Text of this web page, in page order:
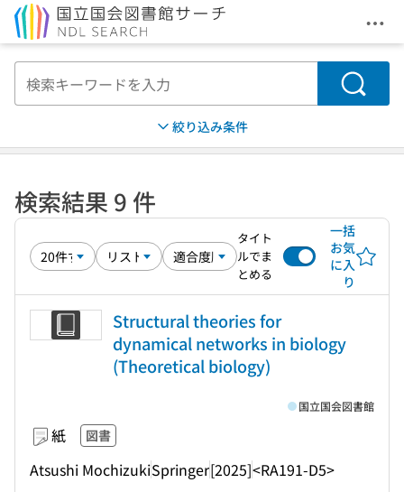
メ
検索
絞り込み条件
検索結果 9 件
タイト
ルでま
とめる
一括
お気
に入
り
Structural theories for
dynamical networks in biology
(Theoretical biology)
紙 図書
Atsushi MochizukiSpringer[2025]<RA191-D5>
国立国会図書館